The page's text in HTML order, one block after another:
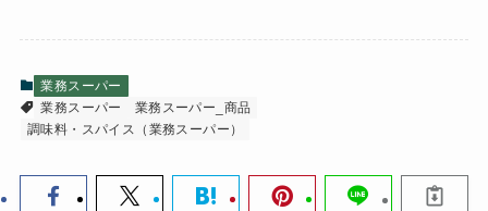
業務スーパー
業務スーパー
業務スーパー_商品
調味料・スパイス（業務スーパー）